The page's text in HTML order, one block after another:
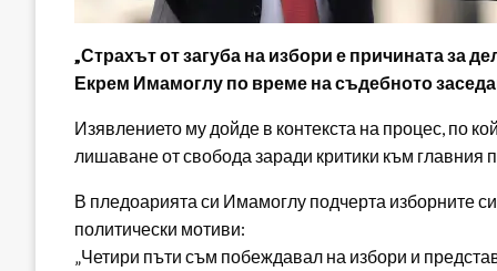
„Страхът от загуба на избори е причината за
Екрем Имамоглу по време на съдебното
Изявлението му дойде в контекста на процес, по
лишаване от свобода заради критики към главния
В пледоарията си Имамоглу подчерта изборните
политически мотиви:
„Четири пъти съм побеждавал на избори и